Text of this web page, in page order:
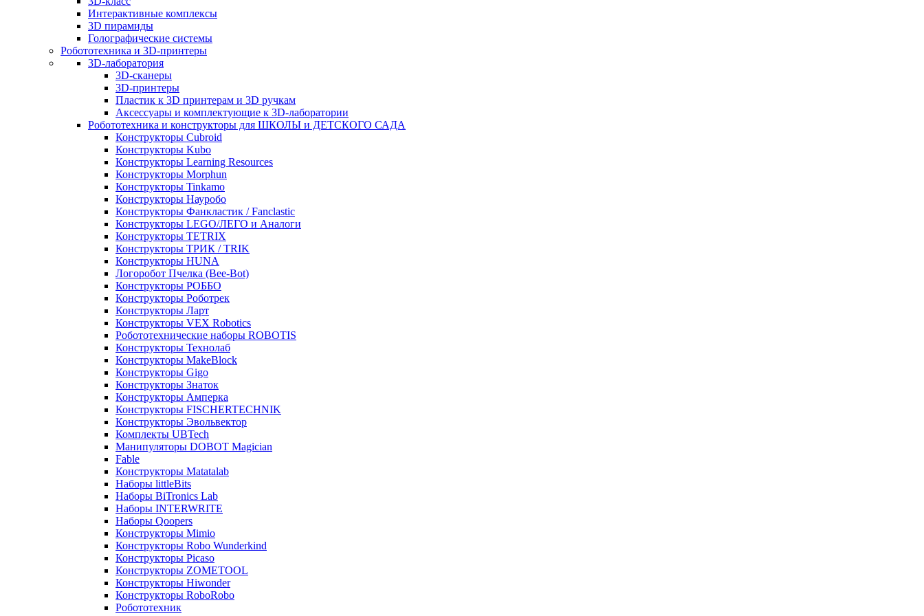
Интерактивные комплексы
3D пирамиды
Голографические системы
Робототехника и 3D-принтеры
3D-лаборатория
3D-сканеры
3D-принтеры
Пластик к 3D принтерам и 3D ручкам
Аксессуары и комплектующие к 3D-лаборатории
Робототехника и конструкторы для ШКОЛЫ и ДЕТСКОГО САДА
Конструкторы Cubroid
Конструкторы Kubo
Конструкторы Learning Resources
Конструкторы Morphun
Конструкторы Tinkamo
Конструкторы Науробо
Конструкторы Фанкластик / Fanclastic
Конструкторы LEGO/ЛЕГО и Аналоги
Конструкторы TETRIX
Конструкторы ТРИК / TRIK
Конструкторы HUNA
Логоробот Пчелка (Bee-Bot)
Конструкторы РОББО
Конструкторы Роботрек
Конструкторы Ларт
Конструкторы VEX Robotics
Робототехнические наборы ROBOTIS
Конструкторы Технолаб
Конструкторы MakeBlock
Конструкторы Gigo
Конструкторы Знаток
Конструкторы Амперка
Конструкторы FISCHERTECHNIK
Конструкторы Эвольвектор
Комплекты UBTech
Манипуляторы DOBOT Magician
Fable
Конструкторы Matatalab
Наборы littleBits
Наборы BiTronics Lab
Наборы INTERWRITE
Наборы Qoopers
Конструкторы Mimio
Конструкторы Robo Wunderkind
Конструкторы Picaso
Конструкторы ZOMETOOL
Конструкторы Hiwonder
Конструкторы RoboRobo
Робототехник